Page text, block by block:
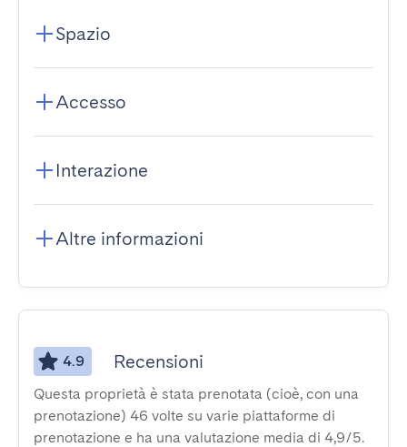
Spazio
Accesso
Interazione
Altre informazioni
4.9 Recensioni
Questa proprietà è stata prenotata (cioè, con una
prenotazione) 46 volte su varie piattaforme di
prenotazione e ha una valutazione media di 4,9/5.